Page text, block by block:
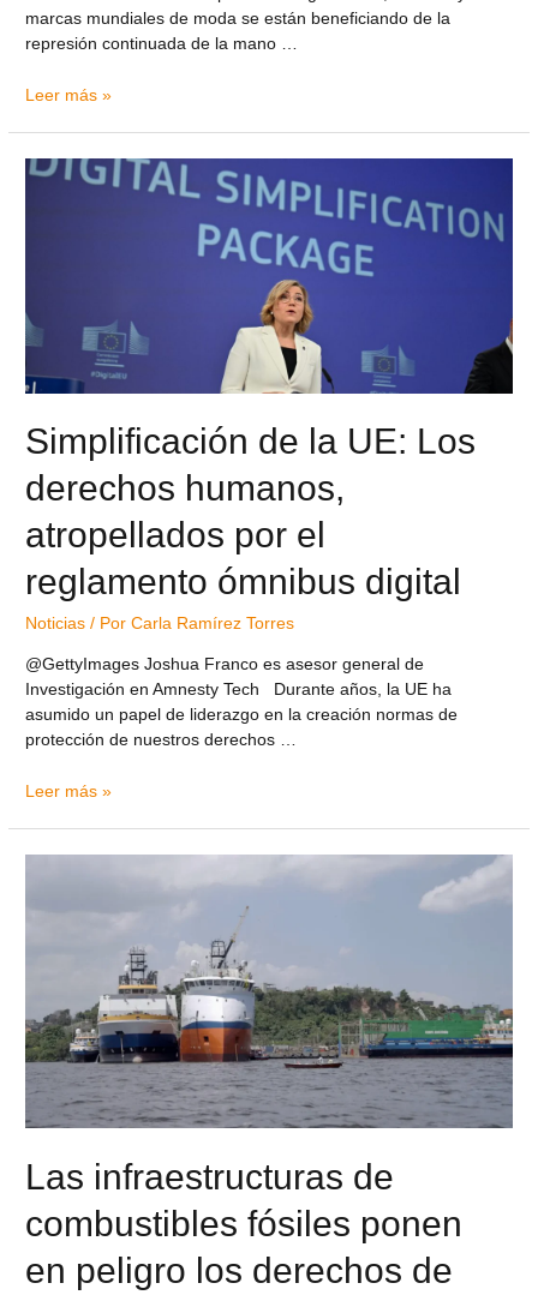
marcas mundiales de moda se están beneficiando de la
represión continuada de la mano …
Leer más »
Simplificación de la UE: Los
derechos humanos,
atropellados por el
reglamento ómnibus digital
Noticias / PorCarla Ramírez Torres
@GettyImages Joshua Franco es asesor general de
Investigación en Amnesty Tech Durante años, la UE ha
asumido un papel de liderazgo en la creación normas de
protección de nuestros derechos …
Leer más »
Las infraestructuras de
combustibles fósiles ponen
en peligro los derechos de